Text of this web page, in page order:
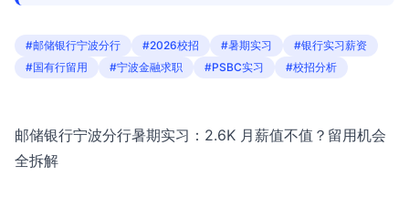
#邮储银行宁波分行 #2026校招 #暑期实习
#银行实习薪资
#国有行留用
#宁波金融求职 #PSBC实习 #校招分析
邮储银行宁波分行暑期实习：2.6K 月薪值不值？留用机会
全拆解